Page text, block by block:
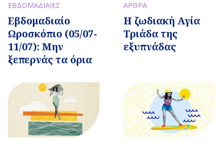
ΕΒΔΟΜΑΔΙΑΙΕΣ
Εβδομαδιαίo
Ωροσκόπιο (05/07-
11/07): Μην
ξεπερνάς τα όρια
ΑΡΘΡΑ
Η ζωδιακή Αγία
Τριάδα της
εξυπνάδας